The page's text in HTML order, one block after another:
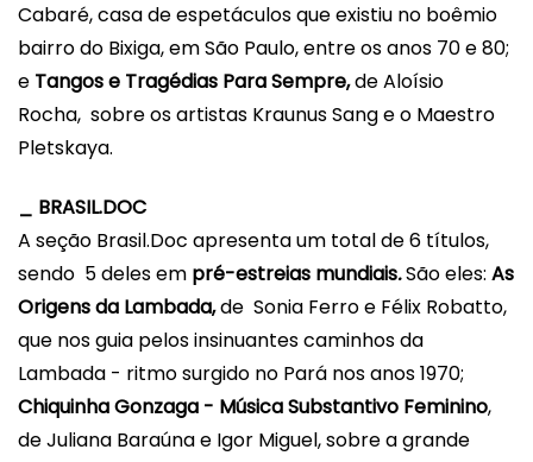
Cabaré, casa de espetáculos que existiu no boêmio
bairro do Bixiga, em São Paulo, entre os anos 70 e 80;
e Tangos e Tragédias Para Sempre,de Aloísio
Rocha, sobre os artistas Kraunus Sang e o Maestro
Pletskaya.
_ BRASIL.DOC
A seção Brasil.Doc apresenta um total de 6 títulos,
sendo 5 deles em pré-estreias mundiais.São eles: As
Origens da Lambada,de Sonia Ferro e Félix Robatto,
que nos guia pelos insinuantes caminhos da
Lambada - ritmo surgido no Pará nos anos 1970;
Chiquinha Gonzaga - Música Substantivo Feminino,
deJuliana Baraúna e Igor Miguel,sobre a grande